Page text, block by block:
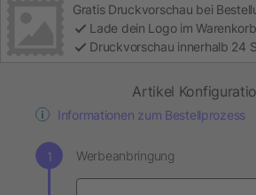
Gratis Druckvorschau bei
Lade dein Logo im
Druckvorschau innerhalb 24
Artikel
Informationen zum Bestellprozess
Werbeanbringung